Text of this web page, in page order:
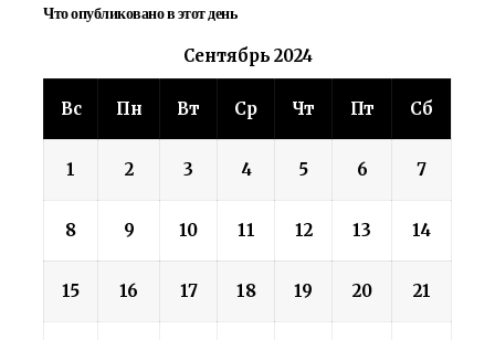
Что опубликовано в этот день
Сентябрь 2024
Вс Пн Вт Ср Чт Пт Сб
1 2 3 4 5 6 7
8 9 10 11 12 13 14
15 16 17 18 19 20 21